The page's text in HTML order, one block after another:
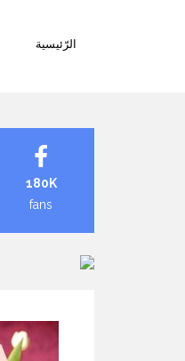
الرّئيسية
180K
fans